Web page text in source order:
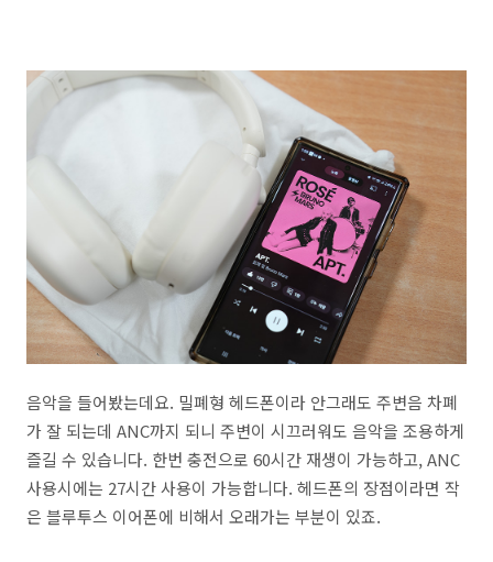
음악을 들어봤는데요. 밀폐형 헤드폰이라 안그래도 주변음 차폐
가 잘 되는데 ANC까지 되니 주변이 시끄러워도 음악을 조용하게
즐길 수 있습니다. 한번 충전으로 60시간 재생이 가능하고, ANC
사용시에는 27시간 사용이 가능합니다. 헤드폰의 장점이라면 작
은 블루투스 이어폰에 비해서 오래가는 부분이 있죠.